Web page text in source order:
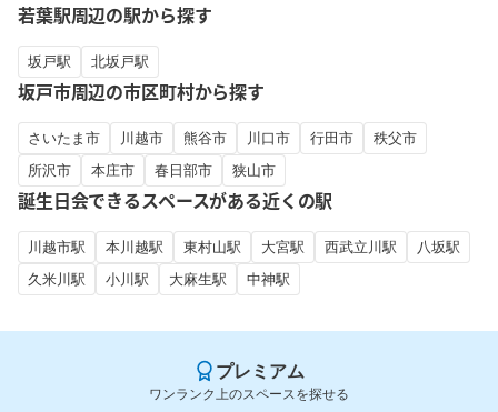
若葉駅周辺の駅から探す
坂戸駅 北坂戸駅
坂戸市周辺の市区町村から探す
さいたま市 川越市 熊谷市 川口市 行田市
秩父市
所沢市
本庄市 春日部市 狭山市
誕生日会できるスペースがある近くの駅
川越市駅 本川越駅 東村山駅 大宮駅 西武立川駅
八坂駅
久米川駅
小川駅 大麻生駅 中神駅
プレミアム
ワンランク上のスペースを探せる